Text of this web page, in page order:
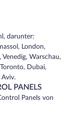
darunter:
London,
Venedig, Warschau,
Dubai,
Aviv.
PANELS
Panels von